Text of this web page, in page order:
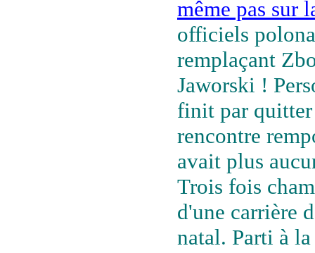
même pas sur
officiels
remplaçant
Jaworski !
finit par quitter
rencontre
avait plus
Trois fois
d'une carrière
natal. Parti à